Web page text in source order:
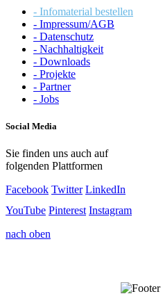
- Infomaterial bestellen
- Impressum/AGB
- Datenschutz
- Nachhaltigkeit
- Downloads
- Projekte
- Partner
- Jobs
Social Media
Sie finden uns auch auf
folgenden Plattformen
Facebook Twitter LinkedIn
YouTube Pinterest Instagram
nach oben